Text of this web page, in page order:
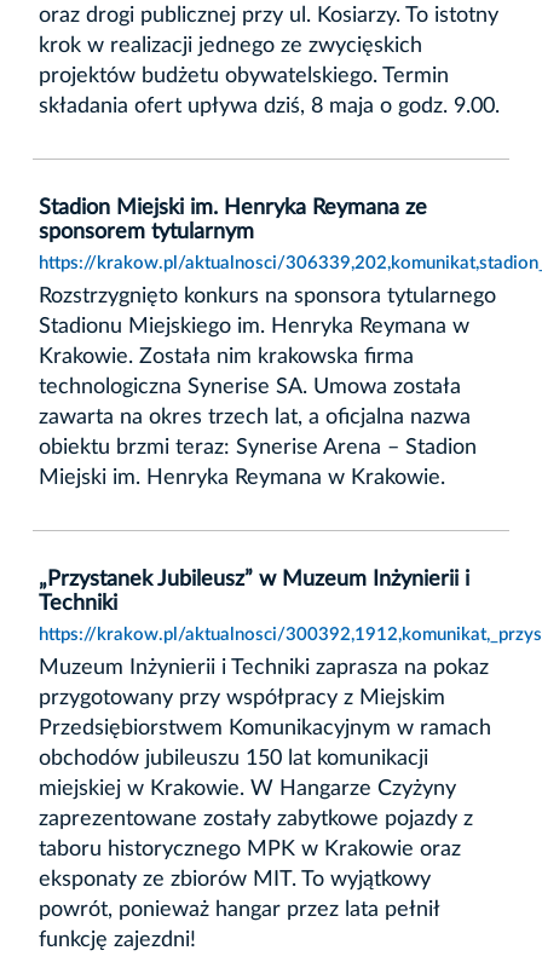
oraz drogi publicznej przy ul. Kosiarzy. To istotny
krok w realizacji jednego ze zwycięskich
projektów budżetu obywatelskiego. Termin
składania ofert upływa dziś, 8 maja o godz. 9.00.
Stadion Miejski im. Henryka Reymana ze
sponsorem tytularnym
https://krakow.pl/aktualnosci/
Rozstrzygnięto konkurs na sponsora tytularnego
Stadionu Miejskiego im. Henryka Reymana w
Krakowie. Została nim krakowska firma
technologiczna Synerise SA. Umowa została
zawarta na okres trzech lat, a oficjalna nazwa
obiektu brzmi teraz: Synerise Arena – Stadion
Miejski im. Henryka Reymana w Krakowie.
„Przystanek Jubileusz” w Muzeum Inżynierii i
Techniki
https://krakow.pl/aktualnosci/
Muzeum Inżynierii i Techniki zaprasza na pokaz
przygotowany przy współpracy z Miejskim
Przedsiębiorstwem Komunikacyjnym w ramach
obchodów jubileuszu 150 lat komunikacji
miejskiej w Krakowie. W Hangarze Czyżyny
zaprezentowane zostały zabytkowe pojazdy z
taboru historycznego MPK w Krakowie oraz
eksponaty ze zbiorów MIT. To wyjątkowy
powrót, ponieważ hangar przez lata pełnił
funkcję zajezdni!